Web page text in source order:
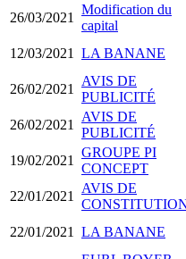
26/03/2021
Modification du
capital
12/03/2021
LA BANANE
26/02/2021
AVIS DE
PUBLICITÉ
26/02/2021
AVIS DE
PUBLICITÉ
19/02/2021
GROUPE PI
CONCEPT
22/01/2021
AVIS DE
22/01/2021 LA BANANE